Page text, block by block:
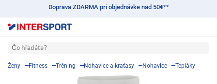
Doprava ZDARMA pri objednávke nad 50€**
Čo hľadáte?
Ženy Fitness Tréning Nohavice a kraťasy Nohavice Tepláky